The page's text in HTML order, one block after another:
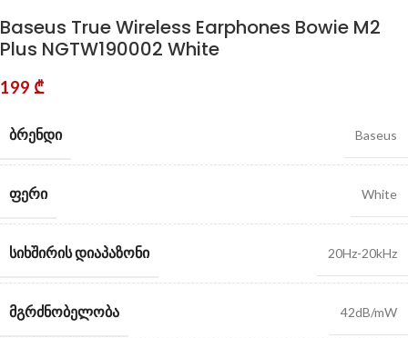
Baseus True Wireless Earphones Bowie M2
Plus NGTW190002 White
199 ₾
ᲑᲠᲔᲜᲓᲘ Baseus
ᲤᲔᲠᲘ White
ᲡᲘᲮᲨᲘᲠᲘᲡ ᲓᲘᲐᲞᲐᲖᲝᲜᲘ 20Hz-20kHz
ᲛᲒᲠᲫᲜᲝᲑᲔᲚᲝᲑᲐ 42dB/mW